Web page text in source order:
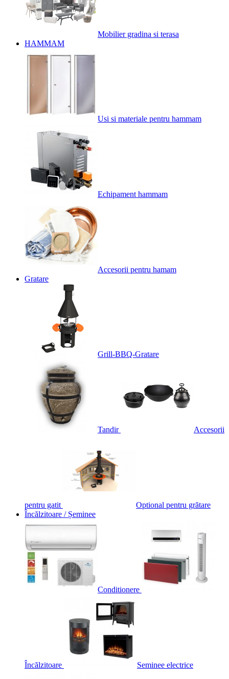
Mobilier gradina si terasa
HAMMAM
Usi si materiale pentru hammam
Echipament hammam
Accesorii pentru hamam
Gratare
Grill-BBQ-Gratare
Tandir Accesorii
pentru gatit
Optional pentru grătare
Încălzitoare / Șeminee
Conditionere
Încălzitoare Seminee electrice